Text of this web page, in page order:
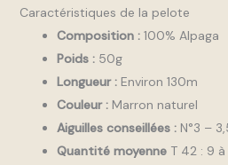
Caractéristiques de la pelote
Composition :100% Alpaga
Poids :50g
Longueur :Environ 130m
Couleur :Marron naturel
Aiguilles conseillées :N°3 –
Quantité moyenneT 42 : 9 à